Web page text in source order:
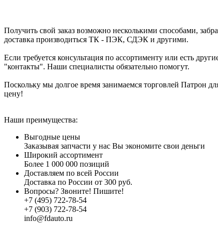
Получить свой заказ возможно несколькими способами,
доставка производиться ТК - ПЭК, СДЭК и другими.
Если требуется консультация по ассортименту или есть
"контакты". Наши специалисты обязательно помогут.
Поскольку мы долгое время занимаемся торговлей
цену!
Наши преимущества:
Выгодные цены
Заказывая запчасти у нас Вы экономите свои деньги
Широкий ассортимент
Более 1 000 000 позиций
Доставляем по всей России
Доставка по России от 300 руб.
Вопросы? Звоните! Пишите!
+7 (495) 722-78-54
+7 (903) 722-78-54
info@fdauto.ru